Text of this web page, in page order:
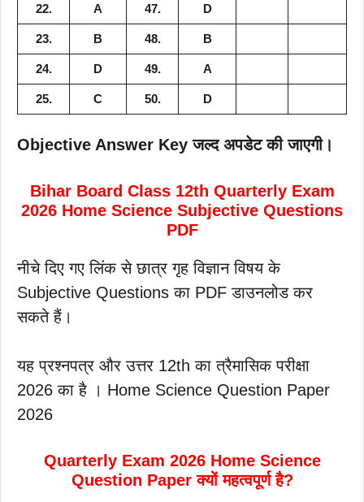
22. A 47. D
23. B 48. B
24. D 49. A
25. C 50. D
Objective Answer Key जल्द अपडेट की जाएगी।
Bihar Board Class 12th Quarterly Exam
2026 Home Science Subjective Questions
PDF
नीचे दिए गए लिंक से छात्र गृह विज्ञान विषय के
Subjective Questions का PDF डाउनलोड कर
सकते हैं।
यह प्रश्नपत्र और उत्तर 12th का त्रैमासिक परीक्षा
2026 का है । Home Science Question Paper
2026
Quarterly Exam 2026 Home Science
Question Paper क्यों महत्वपूर्ण है?